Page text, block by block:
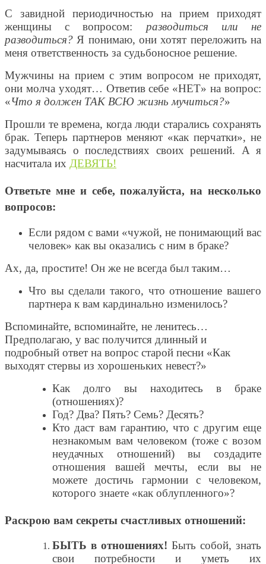
С завидной периодичностью на прием приходят
женщины с вопросом: разводиться или не
разводиться? Я понимаю, они хотят переложить на
меня ответственность за судьбоносное решение.
Мужчины на прием с этим вопросом не приходят,
они молча уходят… Ответив себе «НЕТ» на вопрос:
«Что я должен ТАК ВСЮ жизнь мучиться?»
Прошли те времена, когда люди старались сохранять
брак. Теперь партнеров меняют «как перчатки», не
задумываясь о последствиях своих решений. А я
насчитала их ДЕВЯТЬ!
Ответьте мне и себе, пожалуйста, на несколько
вопросов:
Если рядом с вами «чужой, не понимающий вас
человек» как вы оказались с ним в браке?
Ах, да, простите! Он же не всегда был таким…
Что вы сделали такого, что отношение вашего
партнера к вам кардинально изменилось?
Вспоминайте, вспоминайте, не ленитесь…
Предполагаю, у вас получится длинный и
подробный ответ на вопрос старой песни «Как
выходят стервы из хорошеньких невест?»
Как долго вы находитесь в браке
(отношениях)?
Год? Два? Пять? Семь? Десять?
Кто даст вам гарантию, что с другим еще
незнакомым вам человеком (тоже с возом
неудачных отношений) вы создадите
отношения вашей мечты, если вы не
можете достичь гармонии с человеком,
которого знаете «как облупленного»?
Раскрою вам секреты счастливых отношений:
БЫТЬ в отношениях! Быть собой, знать
свои потребности и уметь их